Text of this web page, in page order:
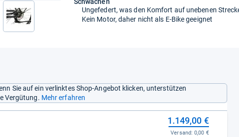
Ungefedert, was den Komfort auf unebenen
Kein Motor, daher nicht als E-Bike geeignet
Sie auf ein verlinktes Shop-Angebot klicken, unterstützen
Vergütung. Mehr erfahren
1.149,00 €
Versand:0,00 €